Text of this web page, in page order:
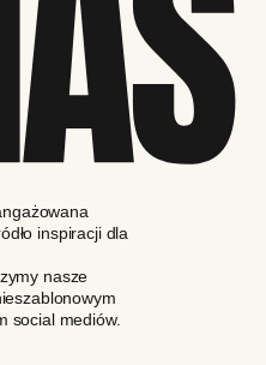
inspiracji dla
nasze
social mediów.